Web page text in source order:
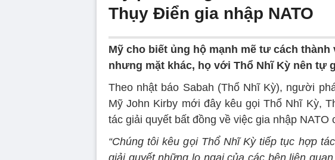
Thụy Điển gia nhập NATO
Mỹ cho biết ủng hộ mạnh mẽ tư cách
nhưng mặt khác, họ với Thổ Nhĩ Kỳ nên tự
Theo nhật báo Sabah (Thổ Nhĩ Kỳ), người
Mỹ John Kirby mới đây kêu gọi Thổ Nhĩ Kỳ,
tác giải quyết bất đồng về việc gia nhập NATO
“Chúng tôi kêu gọi Thổ Nhĩ Kỳ tiếp tục hợp
giải quyết những lo ngại của các bên liên